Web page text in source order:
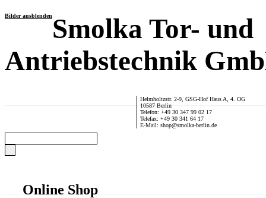
Bilder ausblendenSmolka Tor- und
Antriebstechnik
Helmholtzstr. 2-9, GSG-Hof Haus A, 4. OG
10587 Berlin
Telefon: +49 30 347 99 02 17
Telefax: +49 30 341 64 17
E-Mail: shop@smolka-berlin.de
Online Shop